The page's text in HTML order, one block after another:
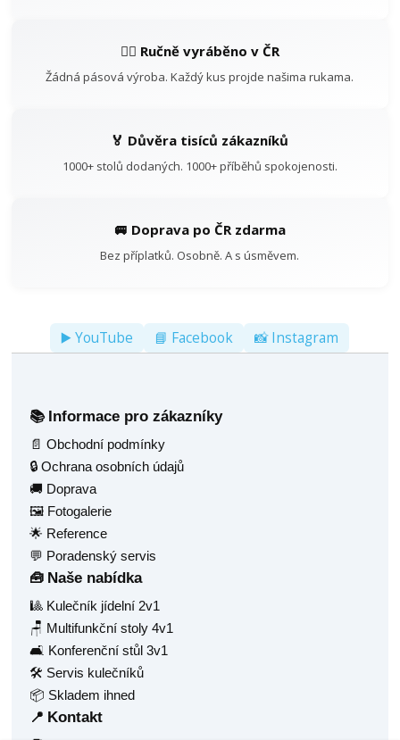
👷‍♂️ Ručně vyráběno v ČR
Žádná pásová výroba. Každý kus projde našima rukama.
🏅 Důvěra tisíců zákazníků
1000+ stolů dodaných. 1000+ příběhů spokojenosti.
🚐 Doprava po ČR zdarma
Bez příplatků. Osobně. A s úsměvem.
▶️ YouTube 📘 Facebook 📸 Instagram
📚 Informace pro zákazníky
📄 Obchodní podmínky
🔒 Ochrana osobních údajů
🚚 Doprava
🖼️ Fotogalerie
🌟 Reference
💬 Poradenský servis
🧰 Naše nabídka
🎱 Kulečník jídelní 2v1
🪑 Multifunkční stoly 4v1
🛋️ Konferenční stůl 3v1
🛠️ Servis kulečníků
📦 Skladem ihned
📍 Kontakt